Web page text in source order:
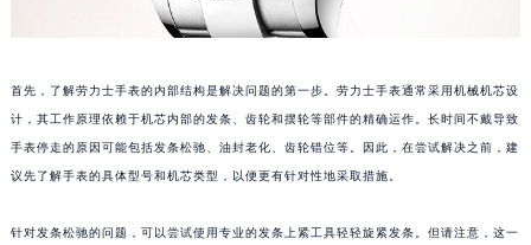
首先，了解劳力士手表的内部结构是解决问题的第一步。劳力士手表通常采用机械机芯设
计，其工作原理依赖于机芯内部的发条、齿轮和摆轮等部件的精确运作。长时间不戴导致
手表停走的原因可能包括发条松驰、油封老化、齿轮错位等。因此，在尝试解决之前，建
议先了解手表的具体型号和机芯类型，以便更有针对性地采取措施。
针对发条松驰的问题，可以尝试使用专业的发条上紧工具轻轻旋紧发条。但请注意，这一